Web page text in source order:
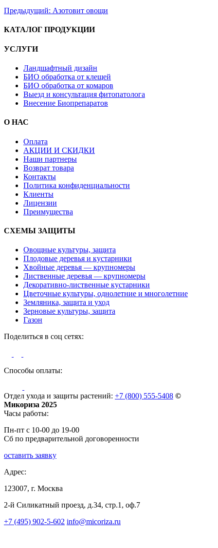
Предыдущий: Азотовит овощи
КАТАЛОГ ПРОДУКЦИИ
УСЛУГИ
Ландшафтный дизайн
БИО обработка от клещей
БИО обработка от комаров
Выезд и консультация фитопатолога
Внесение Биопрепаратов
О НАС
Оплата
АКЦИИ И СКИДКИ
Наши партнеры
Возврат товара
Контакты
Политика конфиденциальности
Клиенты
Лицензии
Преимущества
СХЕМЫ ЗАЩИТЫ
Овощные культуры, защита
Плодовые деревья и кустарники
Хвойные деревья — крупномеры
Лиственные деревья — крупномеры
Декоративно-лиственные кустарники
Цветочные культуры, однолетние и многолетние
Земляника, защита и уход
Зерновые культуры, защита
Газон
Поделиться в соц сетях:
Способы оплаты:
Отдел ухода и защиты растений: +7 (800) 555-5408 ©
Микориза 2025
Часы работы:
Пн-пт с 10-00 до 19-00
Сб по предварительной договоренности
оставить заявку
Адрес:
123007, г. Москва
2-й Силикатный проезд, д.34, стр.1, оф.7
+7 (495) 902-5-602 info@micoriza.ru